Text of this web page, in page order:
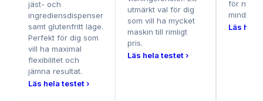
jäst- och
ingrediensdispenser
samt glutenfritt läge.
Perfekt för dig som
vill ha maximal
flexibilitet och
jämna resultat.
Läs hela testet ›
utmärkt val för dig
som vill ha mycket
maskin till rimligt
pris.
Läs hela testet ›
för
mindre
Läs hela